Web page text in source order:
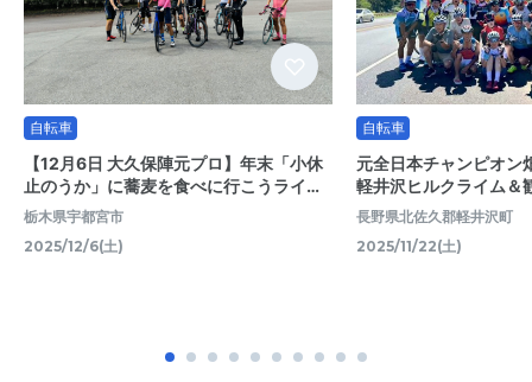
自転車
【12月6日 大久保陣元プロ】年末「小休
止のうか」に蕎麦を食べに行こうライ…
栃木県宇都宮市
2025/12/6(土)
自転車
元全日本チャンピオン
軽井沢ヒルクライム＆
長野県北佐久郡軽井沢町
2025/11/22(土)